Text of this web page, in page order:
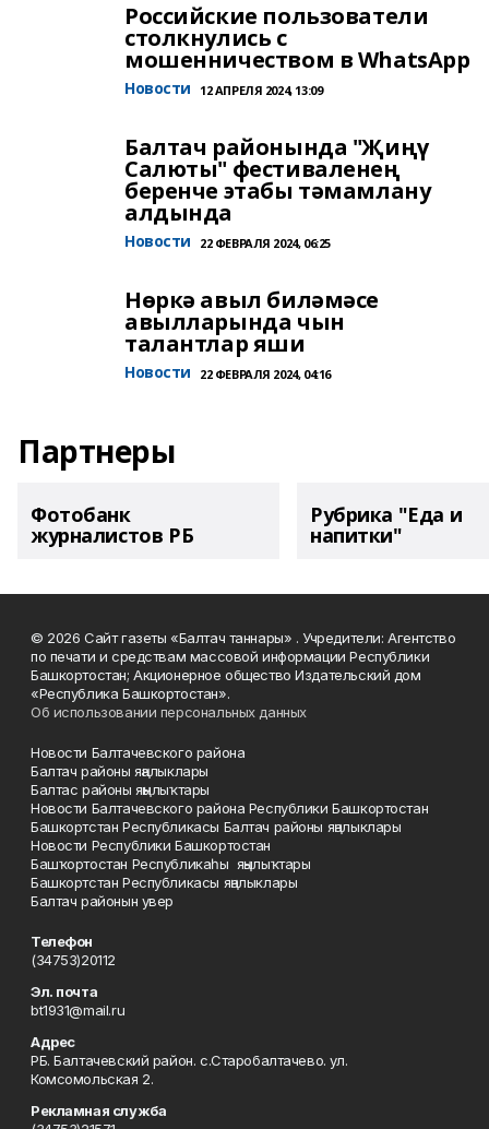
Российские пользователи
столкнулись с
мошенничеством в WhatsApp
Новости 12 АПРЕЛЯ 2024, 13:09
Балтач районында "Җиңү
Салюты" фестиваленең
беренче этабы тәмамлану
алдында
Новости 22 ФЕВРАЛЯ 2024, 06:25
Нөркә авыл биләмәсе
авылларында чын
талантлар яши
Новости 22 ФЕВРАЛЯ 2024, 04:16
Партнеры
Фотобанк
журналистов РБ
Рубрика "Еда и
напитки"
© 2026 Сайт газеты «Балтач таннары» . Учредители: Агентство
по печати и средствам массовой информации Республики
Башкортостан; Акционерное общество Издательский дом
«Республика Башкортостан».
Об использовании персональных данных
Новости Балтачевского района
Балтач районы яңалыклары
Балтас районы яңылыҡтары
Новости Балтачевского района Республики Башкортостан
Башкортстан Республикасы Балтач районы яңалыклары
Новости Республики Башкортостан
Башҡортостан Республикаһы яңылыҡтары
Башкортстан Республикасы яңалыклары
Балтач районын увер
Телефон
(34753)20112
Эл. почта
bt1931@mail.ru
Адрес
РБ. Балтачевский район. с.Старобалтачево. ул.
Комсомольская 2.
Рекламная служба